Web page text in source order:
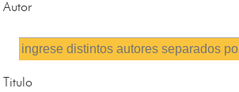
Autor
Titulo